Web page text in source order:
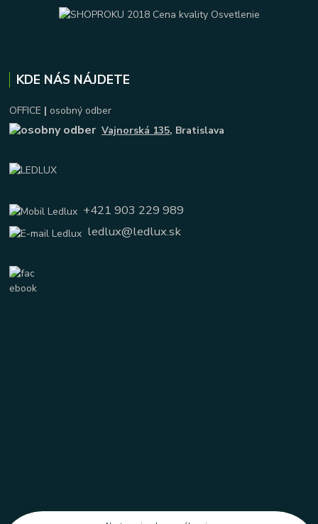
KDE NÁS NÁJDETE
OFFICE | osobný odber
Vajnorská 135, Bratislava
+421 903 229 989
ledlux@ledlux.sk